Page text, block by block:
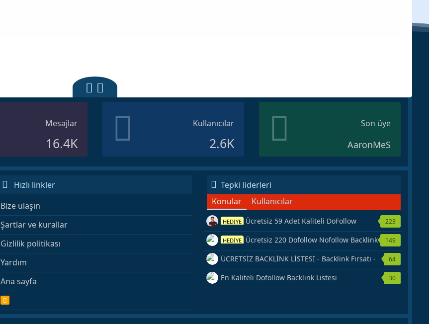
Mesajlar
16.4K
Kullanıcılar
2.6K
Son üye
AaronMeS
Hızlı linkler
Bize ulaşın
Şartlar ve kurallar
Gizlilik politikası
Yardım
Ana sayfa
R
S
S
Tepki liderleri
Konular
Kullanıcılar
HEDİYE Ücretsiz 59 Adet Kaliteli DoFollow
Backlink Kaynağı Veriyorum.
223
HEDİYE Ücretsiz 220 Dofollow Nofollow Backlink
Veriyorum
149
ÜCRETSİZ BACKLİNK LİSTESİ - Backlink Fırsatı -
Hemen Yetiş!
64
En Kaliteli Dofollow Backlink Listesi 30